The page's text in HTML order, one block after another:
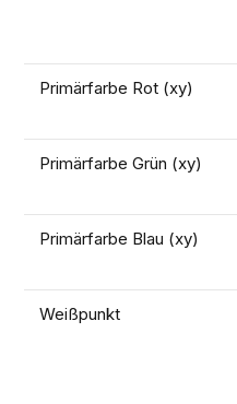
Primärfarbe Rot (xy)
Primärfarbe Grün (xy)
Primärfarbe Blau (xy)
Weißpunkt